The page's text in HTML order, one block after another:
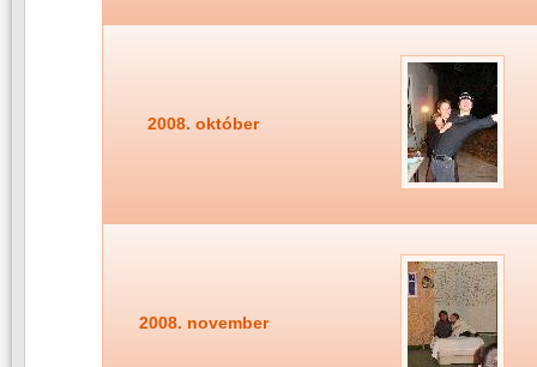
2008. október
2008. november